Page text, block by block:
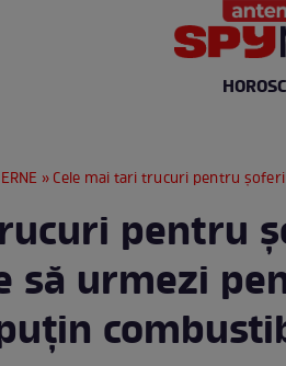
» Cele mai tari trucuri pentru şoferi! Ce paşi trebuie să urmezi
pentru
să urmezi